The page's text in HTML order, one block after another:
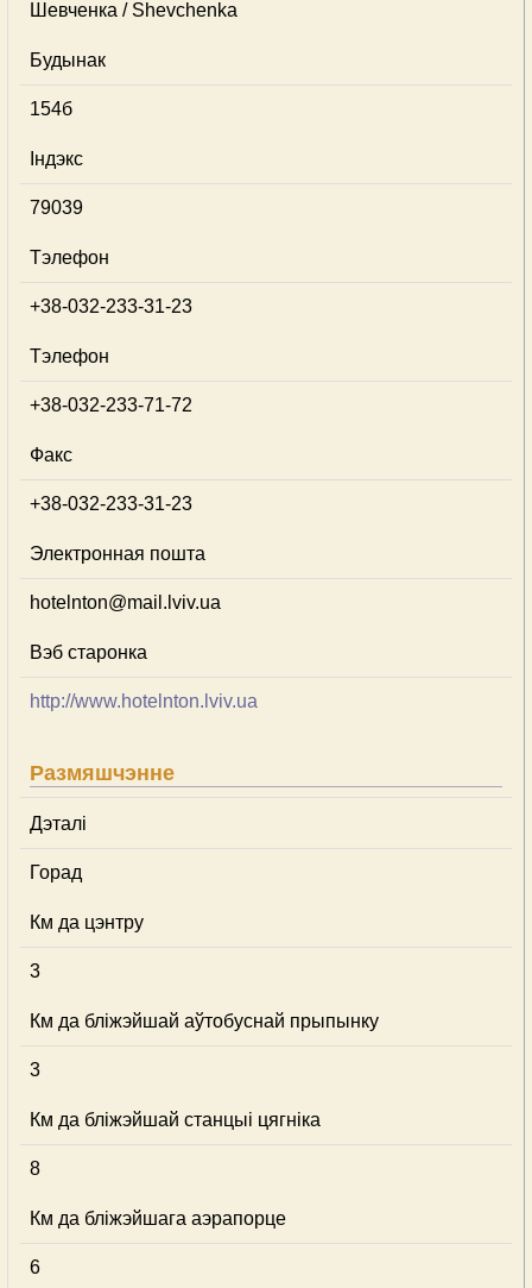
Шевченка / Shevchenka
Будынак
154б
Індэкс
79039
Тэлефон
+38-032-233-31-23
Тэлефон
+38-032-233-71-72
Факс
+38-032-233-31-23
Электронная пошта
hotelnton@mail.lviv.ua
Вэб старонка
http://www.hotelnton.lviv.ua
Размяшчэнне
Дэталі
Горад
Км да цэнтру
3
Км да бліжэйшай аўтобуснай прыпынку
3
Км да бліжэйшай станцыі цягніка
8
Км да бліжэйшага аэрапорце
6